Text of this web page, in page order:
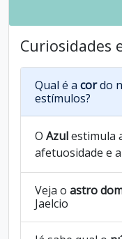
Curiosidades
Qual é a cordo
estímulos?
O Azulestimula
afetuosidade e
Veja o astro
Jaelcio